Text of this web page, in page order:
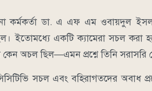
কর্মকর্তা ডা. এ এফ এম ওবায়দুল
ইতোমধ্যে একটি ক্যামেরা সচল করা
অচল ছিল—এমন প্রশ্নে তিনি সরাসরি
সচল এবং বহিরাগতদের অবাধ